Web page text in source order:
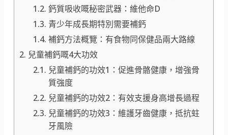
鈣質吸收嘅秘密武器：維他命D
青少年成長期特別需要補鈣
補鈣方法概覽：有食物同保健品兩大路線
兒童補鈣嘅4大功效
兒童補鈣的功效1：促進骨骼健康，增強骨
質強度
兒童補鈣的功效2：有效支援身高增長過程
兒童補鈣的功效3：維護牙齒健康，抵抗蛀
牙風險